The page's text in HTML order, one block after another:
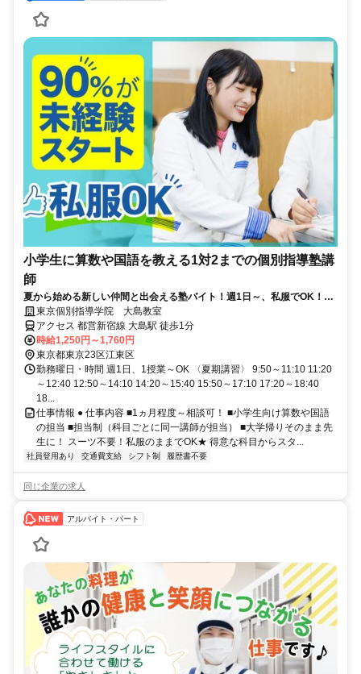
小学生に算数や国語を教える1対2までの個別指導塾講
師
夏から始める新しい仲間と出会える塾バイト！週1日～、私服でOK！テ
ストや帰省なども調整可能！
東京個別指導学院 大島教室
アクセス 都営新宿線 大島駅 徒歩1分
時給1,250円～1,760円
東京都東京23区江東区
勤務曜日・時間 週1日、1授業～OK 〈夏期講習〉 9:50～11:10 11:20
～12:40 12:50～14:10 14:20～15:40 15:50～17:10 17:20～18:40
18...
仕事情報 ● 仕事内容 ■1ヵ月程度～相談可！ ■小学生向け算数や国語
の担当 ■担当制（科目ごとに同一講師が担当） ■大学帰りそのまま先
生に！ スーツ不要！私服のままでOK★ 得意な科目からスタ...
社員登用あり 交通費支給 シフト制 履歴書不要
同じ企業の求人
アルバイト・パート